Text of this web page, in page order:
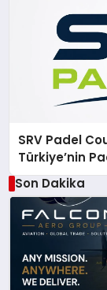
SRV Padel
Türkiye’nin
Son Dakika